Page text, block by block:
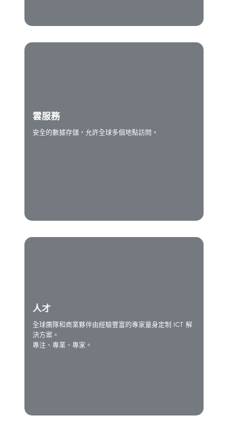
雲服務
安全的數據存儲，允許全球多個地點訪問。
人才
全球團隊和商業夥伴由經驗豐富的專家量身定制 ICT 解
決方案。
專注、專業、專家。